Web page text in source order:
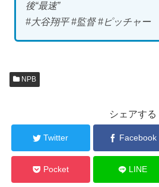
後“最速”
#大谷翔平 #監督 #ピッチャー
NPB
シェアする
Twitter Facebook
Pocket LINE